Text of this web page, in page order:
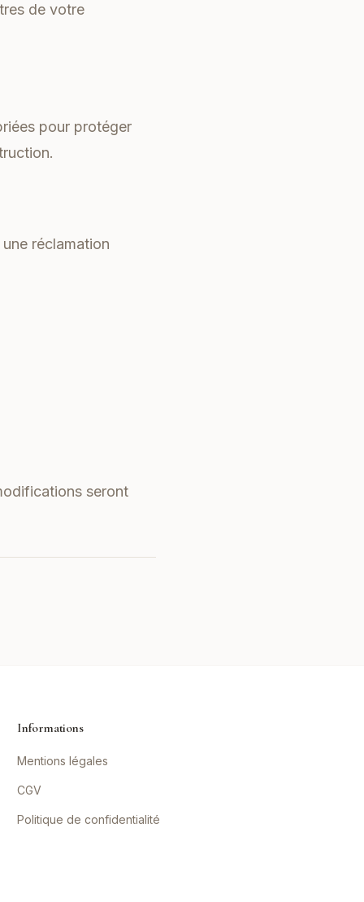
de votre
pour protéger
réclamation
seront
Informations
Mentions légales
CGV
Politique de confidentialité